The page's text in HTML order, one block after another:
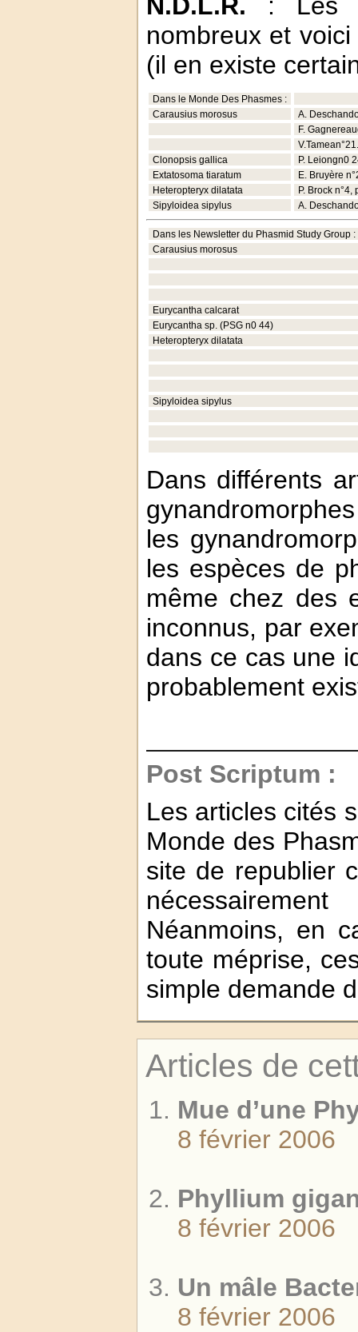
nombreux et
(il en existe
Dans le Monde Des Phasmes :
Carausius morosus
A.
F.
Clonopsis gallica
P. Leiongn0
Extatosoma tiaratum
E. Bruyère
Heteropteryx dilatata
P. Brock n°4,
Sipyloidea sipylus
A.
Dans les Newsletter du Phasmid Study Group :
Carausius morosus
Eurycantha calcarat
Eurycantha sp. (PSG n0 44)
Heteropteryx dilatata
Sipyloidea sipylus
Dans différents
les
les espèces de
même chez des
inconnus, par
dans ce cas une
probablement
Post Scriptum :
Les articles cités
Monde des
site de republier
Néanmoins, en
toute méprise,
simple demande
Articles de
Mue d’une
8 février 2006
Phyllium
8 février 2006
Un mâle
8 février 2006